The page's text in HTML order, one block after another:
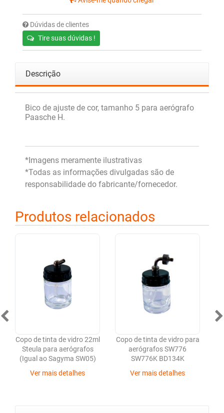
Dúvidas de clientes
Tire suas dúvidas !
Descrição
Bico de ajuste de cor, tamanho 5 para aerógrafo
Paasche H.
*Imagens meramente ilustrativas
*Todas as informações divulgadas são de
responsabilidade do fabricante/fornecedor.
Produtos relacionados
Copo de tinta de vidro 22ml
Steula para aerógrafos
(Igual ao Sagyma SW05)
Ver mais detalhes
Copo de tinta de vidro para
aerógrafos SW776
SW776K BD134K
Ver mais detalhes